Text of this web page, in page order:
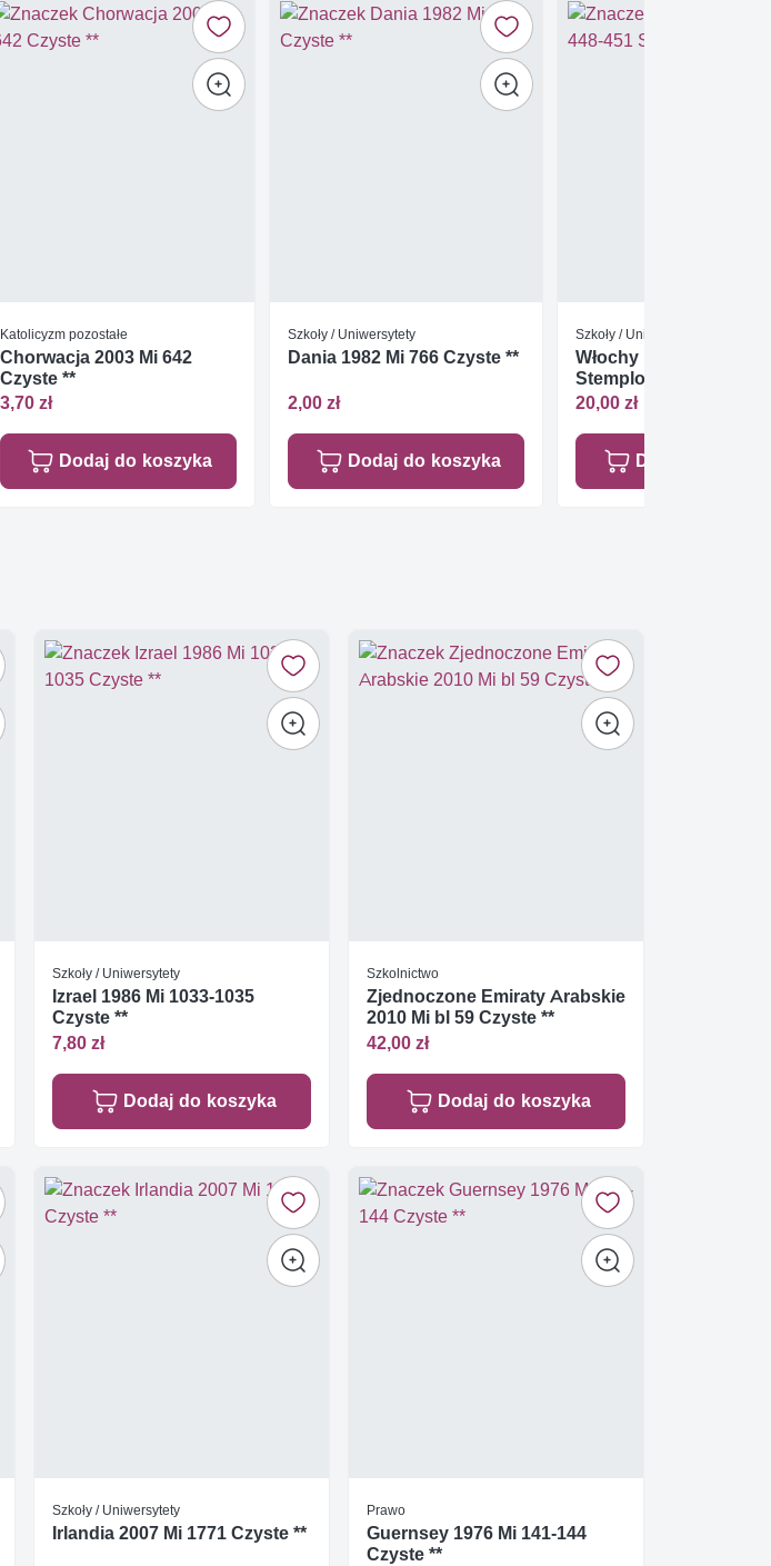
Katolicyzm pozostałe
Chorwacja 2003 Mi 642
Czyste **
3,70 zł
Dodaj do koszyka
Szkoły / Uniwersytety
Dania 1982 Mi 766 Czyste **
2,00 zł
Dodaj do koszyka
Szkoły / Uniwersytety
Włochy 1933 Mi 448-
Stemplowane
20,00 zł
Dodaj do
Szkoły / Uniwersytety
Izrael 1986 Mi 1033-1035
Czyste **
7,80 zł
Dodaj do koszyka
Szkolnictwo
Zjednoczone Emiraty Arabskie
2010 Mi bl 59 Czyste **
42,00 zł
Dodaj do koszyka
Szkoły / Uniwersytety
Irlandia 2007 Mi 1771 Czyste **
Prawo
Guernsey 1976 Mi 141-144
Czyste **